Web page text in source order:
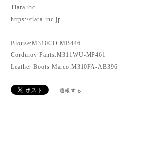
Tiara inc.
https://tiara-inc.jp
Blouse:M310CO-MB446
Corduroy Pants:M311WU-MP461
Leather Boots Marco:M310FA-AB396
通報する